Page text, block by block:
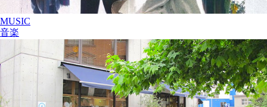
MUSIC
音楽